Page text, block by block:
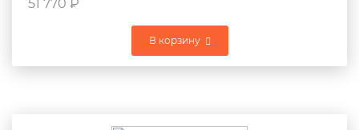
51 770 ₽
В корзину